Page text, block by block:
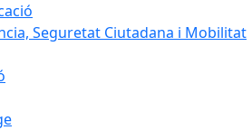
Seguretat Ciutadana i Mobilitat